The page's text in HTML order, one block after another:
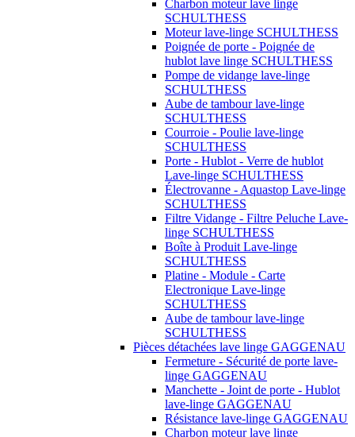
Charbon moteur lave linge
SCHULTHESS
Moteur lave-linge SCHULTHESS
Poignée de porte - Poignée de
hublot lave linge SCHULTHESS
Pompe de vidange lave-linge
SCHULTHESS
Aube de tambour lave-linge
SCHULTHESS
Courroie - Poulie lave-linge
SCHULTHESS
Porte - Hublot - Verre de hublot
Lave-linge SCHULTHESS
Électrovanne - Aquastop Lave-linge
SCHULTHESS
Filtre Vidange - Filtre Peluche Lave-
linge SCHULTHESS
Boîte à Produit Lave-linge
SCHULTHESS
Platine - Module - Carte
Electronique Lave-linge
SCHULTHESS
Aube de tambour lave-linge
SCHULTHESS
Pièces détachées lave linge GAGGENAU
Fermeture - Sécurité de porte lave-
linge GAGGENAU
Manchette - Joint de porte - Hublot
lave-linge GAGGENAU
Résistance lave-linge GAGGENAU
Charbon moteur lave linge